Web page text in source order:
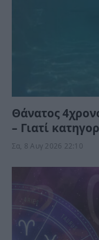
Θάνατος
– Γιατί
Σα, 8 Αυγ 2026 22:10